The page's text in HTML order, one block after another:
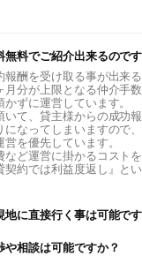
無料でご紹介出来るので
報酬を受け取る事が出来
月分が上限となる仲介手
かずに運営しています。
いて、貸主様からの成功
になってしまいますので
を優先しています。
など運営に掛かるコスト
契約では利益度返し』と
地に直接行く事は可能で
や相談は可能ですか？